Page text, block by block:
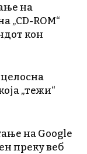
на
„CD-ROM“
кон
„тежи“
на Google
преку веб